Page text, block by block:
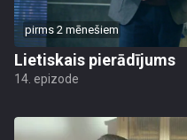
pirms 2 mēnešiem
Lietiskais pierādījums
14. epizode